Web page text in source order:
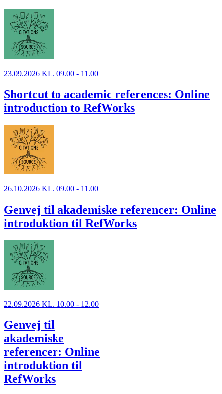
23.09.2026 KL. 09.00 - 11.00
Shortcut to academic references: Online
introduction to RefWorks
26.10.2026 KL. 09.00 - 11.00
Genvej til akademiske referencer: Online
introduktion til RefWorks
22.09.2026 KL. 10.00 - 12.00
Genvej til
akademiske
referencer: Online
introduktion til
RefWorks